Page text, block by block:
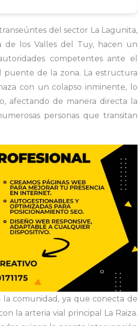
del sector La Lagunita,
de los Valles del Tuy, hacen un
competentes ante el
de la zona. La estructura
con un colapso inminente, lo
afectando de manera directa la
personas que transitan
comunidad, ya que conecta de
la arteria vial principal La Raiza.